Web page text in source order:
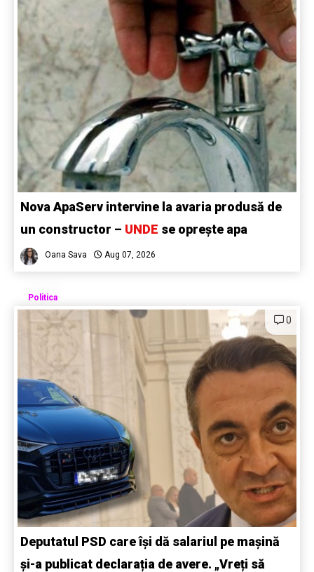
Nova ApaServ intervine la avaria produsă de
un constructor – UNDE se oprește apa
Oana Sava Aug 07, 2026
Politica
0
Deputatul PSD care își dă salariul pe mașină
și-a publicat declarația de avere. „Vreți să